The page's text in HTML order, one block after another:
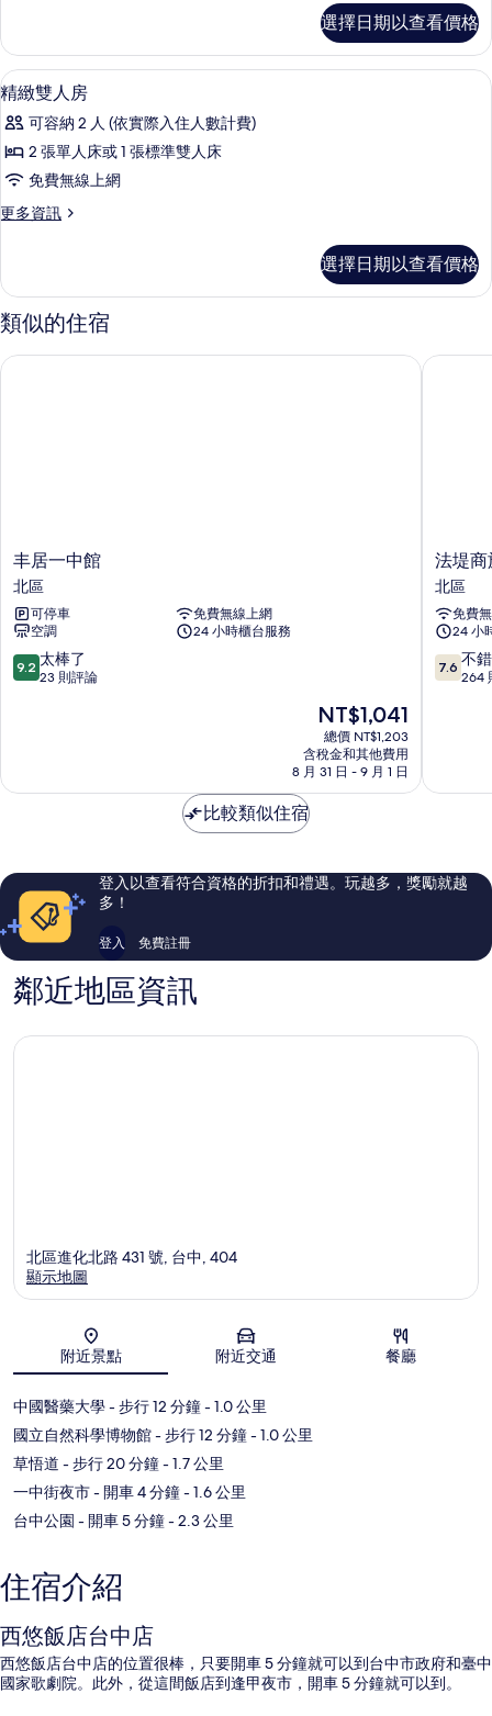
的
所
有
相
片
三
人
房
詳
情
選擇日期以查看價格
顯
示
精
緻
人
的
所
有
相
1 間臥室、羽絨被、書桌、遮光布/窗簾
1
精緻雙人房
可容納 2 人 (依實際入住人數計費)
2 張單人床或 1 張標準雙人床
免費無線上網
更多資訊
更
雙
人
房
詳
選擇日期以查看價格
類似的住宿
丰
居
一
中
館
北
區
丰居一中館
北區
可停車
免費無線上網
空調
24 小時櫃台服務
9.2
分，
棒
評
論
9.2 太棒了
23 則評論
現
在
價
格
為
NT$1,041
總價 NT$1,203
含稅金和其他費用
8 月 31 日 - 9 月 1 日
丰居一中館
法
堤
商
旅
北
區
法堤商
北區
免費
24 小
7.6
分，
錯
評
論
7.6 不
264
法堤商旅
比較類似住宿
登入以查看符合資格的折扣和禮遇。玩越多，獎勵就越
多！
登入 免費註冊
鄰近地區資訊
地圖
北區進化北路 431 號, 台中, 404
顯示地圖
附近景點 附近交通 餐廳
中國醫藥大學- 步行 12 分鐘- 1.0 公里
國立自然科學博物館- 步行 12 分鐘- 1.0 公里
草悟道 - 步行 20 分鐘- 1.7 公里
一中街夜市- 開車 4 分鐘- 1.6 公里
台中公園 - 開車 5 分鐘- 2.3 公里
住宿介紹
西悠飯店台中店
西悠飯店台中店的位置很棒，只要開車 5 分鐘就可以到台中市政府和臺中
國家歌劇院。此外，從這間飯店到逢甲夜市，開車 5 分鐘就可以到。